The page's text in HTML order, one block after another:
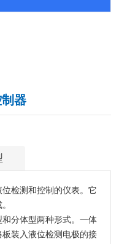
器
检测和控制的仪表。它
分体型两种形式。一体
装入液位检测电极的接